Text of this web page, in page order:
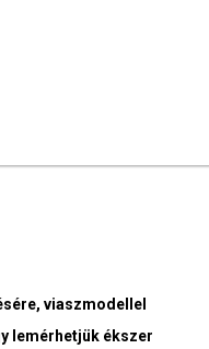
viaszmodellel
lemérhetjük ékszer